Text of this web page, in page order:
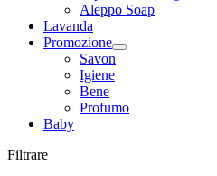
Aleppo Soap
Lavanda
Promozione
Savon
Igiene
Bene
Profumo
Baby
Filtrare